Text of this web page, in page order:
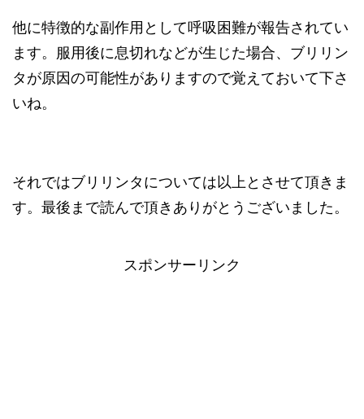
他に特徴的な副作用として呼吸困難が報告されてい
ます。服用後に息切れなどが生じた場合、ブリリン
タが原因の可能性がありますので覚えておいて下さ
いね。
それではブリリンタについては以上とさせて頂きま
す。最後まで読んで頂きありがとうございました。
スポンサーリンク